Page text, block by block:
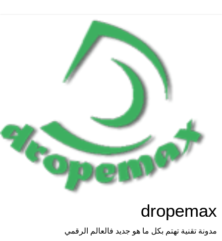
dropemax
مدونة تقنية تهتم بكل ما هو جديد فالعالم الرقمي